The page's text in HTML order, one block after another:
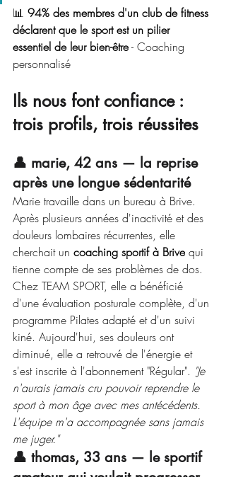
📊 94% des membres d'un club de fitness
déclarent que le sport est un pilier
essentiel de leur bien-être - Coaching
personnalisé
Ils nous font confiance :
trois profils, trois réussites
👤 marie, 42 ans — la reprise
après une longue sédentarité
Marie travaille dans un bureau à Brive.
Après plusieurs années d'inactivité et des
douleurs lombaires récurrentes, elle
cherchait un coaching sportif à Brive qui
tienne compte de ses problèmes de dos.
Chez TEAM SPORT, elle a bénéficié
d'une évaluation posturale complète, d'un
programme Pilates adapté et d'un suivi
kiné. Aujourd'hui, ses douleurs ont
diminué, elle a retrouvé de l'énergie et
s'est inscrite à l'abonnement "Régular". "Je
n'aurais jamais cru pouvoir reprendre le
sport à mon âge avec mes antécédents.
L'équipe m'a accompagnée sans jamais
me juger."
👤 thomas, 33 ans — le sportif